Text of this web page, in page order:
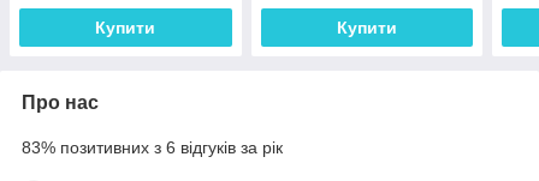
Купити Купити
Про нас
83% позитивних з 6 відгуків за рік